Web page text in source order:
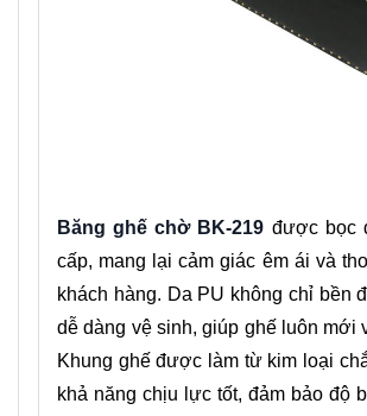
Băng ghế chờ BK-219 được bọc
cấp, mang lại cảm giác êm ái và
khách hàng. Da PU không chỉ bền
dễ dàng vệ sinh, giúp ghế luôn mới
Khung ghế được làm từ kim loại
khả năng chịu lực tốt, đảm bảo độ